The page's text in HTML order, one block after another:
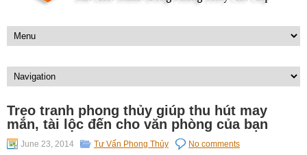
Treo tranh phong thủy giúp thu hút may
mắn, tài lộc đến cho văn phòng của bạn
June 23, 2014 Tư Vấn Phong Thủy No comments